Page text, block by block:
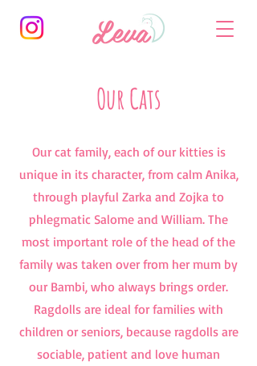
Our Cats
Our cat family, each of our kitties is
unique in its character, from calm Anika,
through playful Zarka and Zojka to
phlegmatic Salome and William. The
most important role of the head of the
family was taken over from her mum by
our Bambi, who always brings order.
Ragdolls are ideal for families with
children or seniors, because ragdolls are
sociable, patient and love human